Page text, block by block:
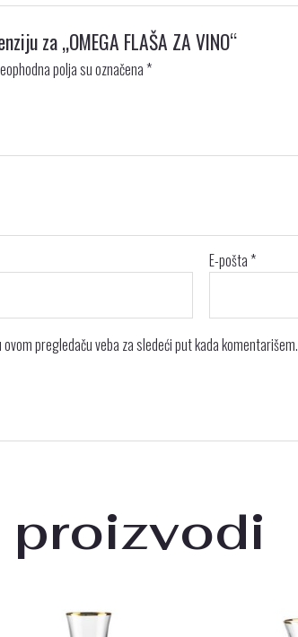
za „OMEGA FLAŠA ZA VINO“
polja su označena *
E-pošta *
pregledaču veba za sledeći put kada komentarišem.
proizvodi